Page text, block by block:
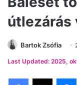
útlezárás
Bartok Zsófia
Last Updated: 2025,
Facebook
X